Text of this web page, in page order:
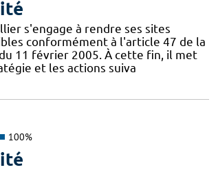
s'engage à rendre ses sites
conformément à l'article 47 de la
11 février 2005. À cette fin, il met
et les actions suiva
100%